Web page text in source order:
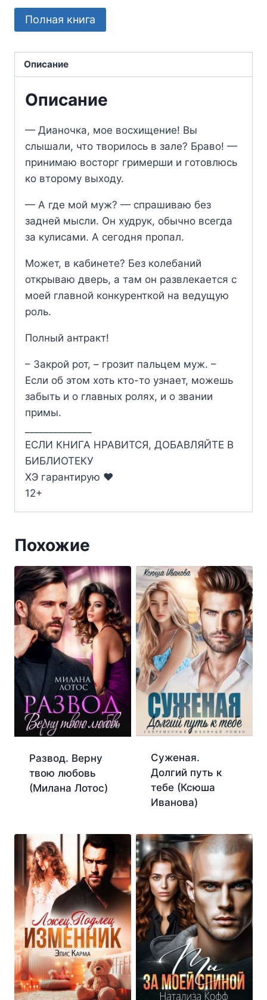
Полная книга
Описание
Описание
— Дианочка, мое восхищение! Вы
слышали, что творилось в зале? Браво! —
принимаю восторг гримерши и готовлюсь
ко второму выходу.
— А где мой муж? — спрашиваю без
задней мысли. Он худрук, обычно всегда
за кулисами. А сегодня пропал.
Может, в кабинете? Без колебаний
открываю дверь, а там он развлекается с
моей главной конкуренткой на ведущую
роль.
Полный антракт!
– Закрой рот, – грозит пальцем муж. –
Если об этом хоть кто-то узнает, можешь
забыть и о главных ролях, и о звании
примы.
ЕСЛИ КНИГА НРАВИТСЯ, ДОБАВЛЯЙТЕ В
БИБЛИОТЕКУ
ХЭ гарантирую ❤️
12+
Похожие
Развод. Верну
твою любовь
(Милана Лотос)
Суженая.
Долгий путь к
тебе (Ксюша
Иванова)